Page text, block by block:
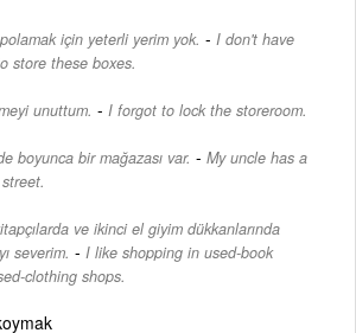
için yeterli yerim yok. - I don't have
store these boxes.
unuttum. - I forgot to lock the storeroom.
boyunca bir mağazası var. - My uncle has a
ve ikinci el giyim dükkanlarında
severim. - I like shopping in used-book
clothing shops.